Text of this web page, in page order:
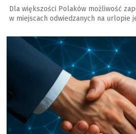
Dla większości Polaków możliwość
w miejscach odwiedzanych na urlopie
a